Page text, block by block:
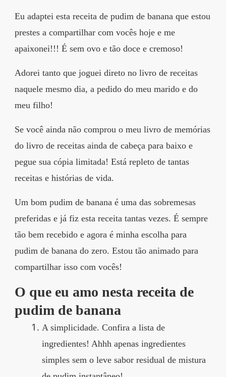
Eu adaptei esta receita de pudim de banana que estou
prestes a compartilhar com vocês hoje e me
apaixonei!!! É sem ovo e tão doce e cremoso!
Adorei tanto que joguei direto no livro de receitas
naquele mesmo dia, a pedido do meu marido e do
meu filho!
Se você ainda não comprou o meu livro de memórias
do livro de receitas ainda de cabeça para baixo e
pegue sua cópia limitada! Está repleto de tantas
receitas e histórias de vida.
Um bom pudim de banana é uma das sobremesas
preferidas e já fiz esta receita tantas vezes. É sempre
tão bem recebido e agora é minha escolha para
pudim de banana do zero. Estou tão animado para
compartilhar isso com vocês!
O que eu amo nesta receita de
pudim de banana
A simplicidade. Confira a lista de
ingredientes! Ahhh apenas ingredientes
simples sem o leve sabor residual de mistura